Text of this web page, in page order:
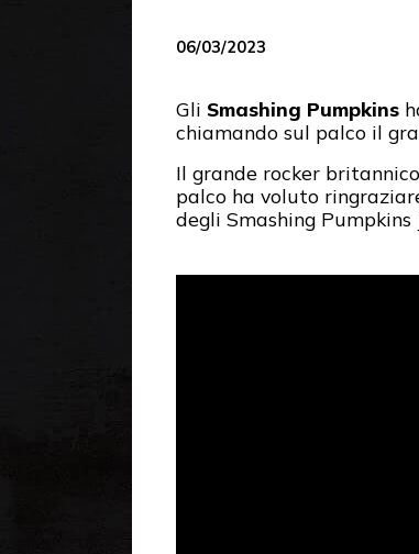
06/03/2023
Gli Smashing Pumpkins
chiamando sul palco il
Il grande rocker
palco ha voluto
degli Smashing Pumpkins